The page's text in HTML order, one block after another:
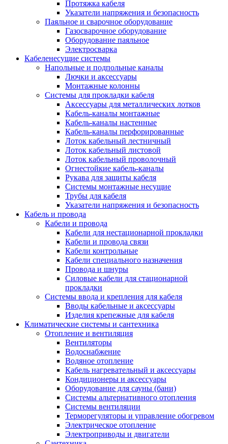
Протяжка кабеля
Указатели напряжения и безопасность
Паяльное и сварочное оборудование
Газосварочное оборудование
Оборудование паяльное
Электросварка
Кабеленесущие системы
Напольные и подпольные каналы
Лючки и аксессуары
Монтажные колонны
Системы для прокладки кабеля
Аксессуары для металлических лотков
Кабель-каналы монтажные
Кабель-каналы настенные
Кабель-каналы перфорированные
Лоток кабельный лестничный
Лоток кабельный листовой
Лоток кабельный проволочный
Огнестойкие кабель-каналы
Рукава для защиты кабеля
Системы монтажные несущие
Трубы для кабеля
Указатели напряжения и безопасность
Кабель и провода
Кабели и провода
Кабели для нестационарной прокладки
Кабели и провода связи
Кабели контрольные
Кабели специального назначения
Провода и шнуры
Силовые кабели для стационарной
прокладки
Системы ввода и крепления для кабеля
Вводы кабельные и аксессуары
Изделия крепежные для кабеля
Климатические системы и сантехника
Отопление и вентиляция
Вентиляторы
Водоснабжение
Водяное отопление
Кабель нагревательный и аксессуары
Кондиционеры и аксессуары
Оборудование для сауны (бани)
Системы альтернативного отопления
Системы вентиляции
Терморегуляторы и управление обогревом
Электрическое отопление
Электроприводы и двигатели